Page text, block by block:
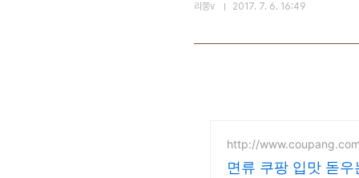
리쫑v 2017. 7. 6. 16:49
http://www.coupang.com
면류 쿠팡 입맛 돋